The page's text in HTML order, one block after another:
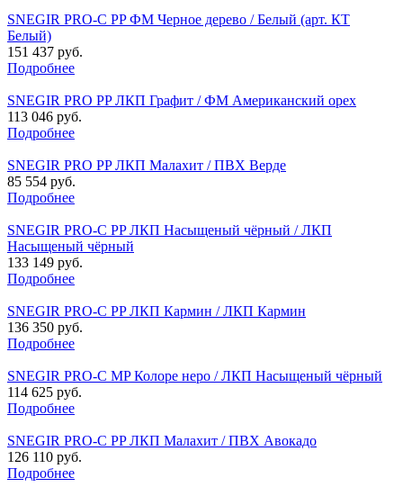
SNEGIR PRO-C PP ФМ Черное дерево / Белый (арт. КТ
Белый)
151 437 руб.
Подробнее
SNEGIR PRO PP ЛКП Графит / ФМ Американский орех
113 046 руб.
Подробнее
SNEGIR PRO PP ЛКП Малахит / ПВХ Верде
85 554 руб.
Подробнее
SNEGIR PRO-C PP ЛКП Насыщеный чёрный / ЛКП
Насыщеный чёрный
133 149 руб.
Подробнее
SNEGIR PRO-C PP ЛКП Кармин / ЛКП Кармин
136 350 руб.
Подробнее
SNEGIR PRO-C MP Колоре неро / ЛКП Насыщеный чёрный
114 625 руб.
Подробнее
SNEGIR PRO-C PP ЛКП Малахит / ПВХ Авокадо
126 110 руб.
Подробнее